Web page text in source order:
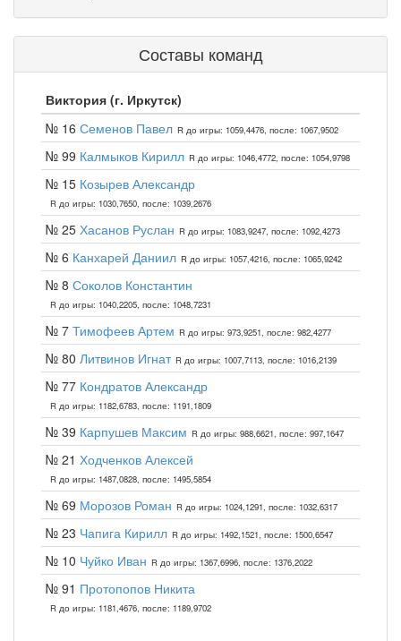
Составы команд
Виктория (г. Иркутск)
№ 16 Семенов Павел R до игры: 1059,4476, после: 1067,9502
№ 99 Калмыков Кирилл R до игры: 1046,4772, после: 1054,9798
№ 15 Козырев Александр
R до игры: 1030,7650, после: 1039,2676
№ 25 Хасанов Руслан R до игры: 1083,9247, после: 1092,4273
№ 6 Канхарей Даниил R до игры: 1057,4216, после: 1065,9242
№ 8 Соколов Константин
R до игры: 1040,2205, после: 1048,7231
№ 7 Тимофеев Артем R до игры: 973,9251, после: 982,4277
№ 80 Литвинов Игнат R до игры: 1007,7113, после: 1016,2139
№ 77 Кондратов Александр
R до игры: 1182,6783, после: 1191,1809
№ 39 Карпушев Максим R до игры: 988,6621, после: 997,1647
№ 21 Ходченков Алексей
R до игры: 1487,0828, после: 1495,5854
№ 69 Морозов Роман R до игры: 1024,1291, после: 1032,6317
№ 23 Чапига Кирилл R до игры: 1492,1521, после: 1500,6547
№ 10 Чуйко Иван R до игры: 1367,6996, после: 1376,2022
№ 91 Протопопов Никита
R до игры: 1181,4676, после: 1189,9702